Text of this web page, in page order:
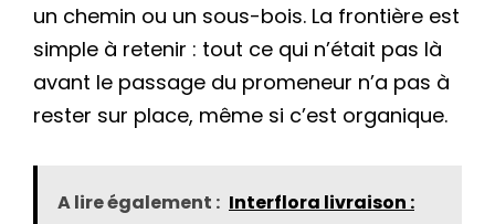
un chemin ou un sous-bois. La frontière est
simple à retenir : tout ce qui n’était pas là
avant le passage du promeneur n’a pas à
rester sur place, même si c’est organique.
A lire également : Interflora livraison :